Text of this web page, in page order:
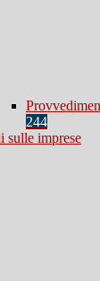
244
sulle imprese